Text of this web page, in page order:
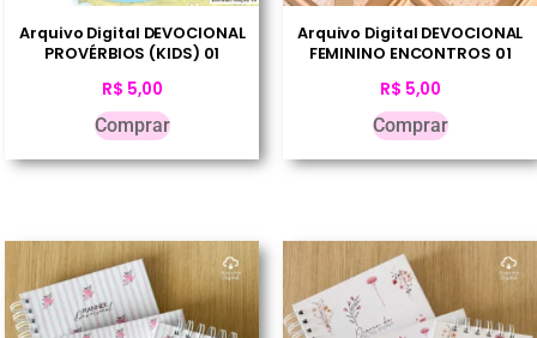
Arquivo Digital DEVOCIONAL
PROVÉRBIOS (KIDS) 01
R$ 5,00
Comprar
Arquivo Digital DEVOCIONAL
FEMININO ENCONTROS 01
R$ 5,00
Comprar